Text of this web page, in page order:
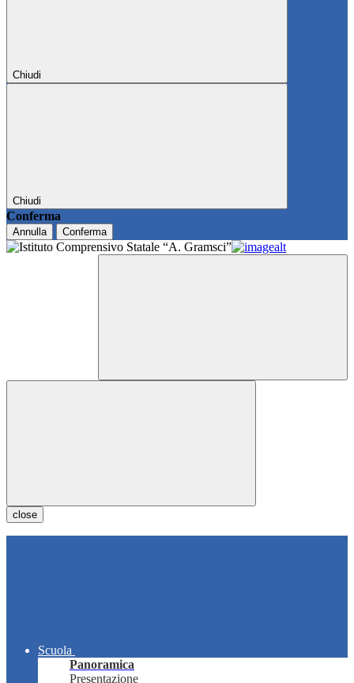
Chiudi
Chiudi
Conferma
Annulla Conferma
close
Scuola
Panoramica
Presentazione